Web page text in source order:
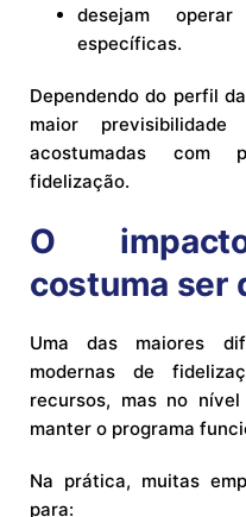
desejam operar
específicas.
Dependendo do perfil
maior
acostumadas com
fidelização.
O
costuma ser
Uma das maiores
modernas de
recursos, mas no
manter o programa
Na prática, muitas
para: